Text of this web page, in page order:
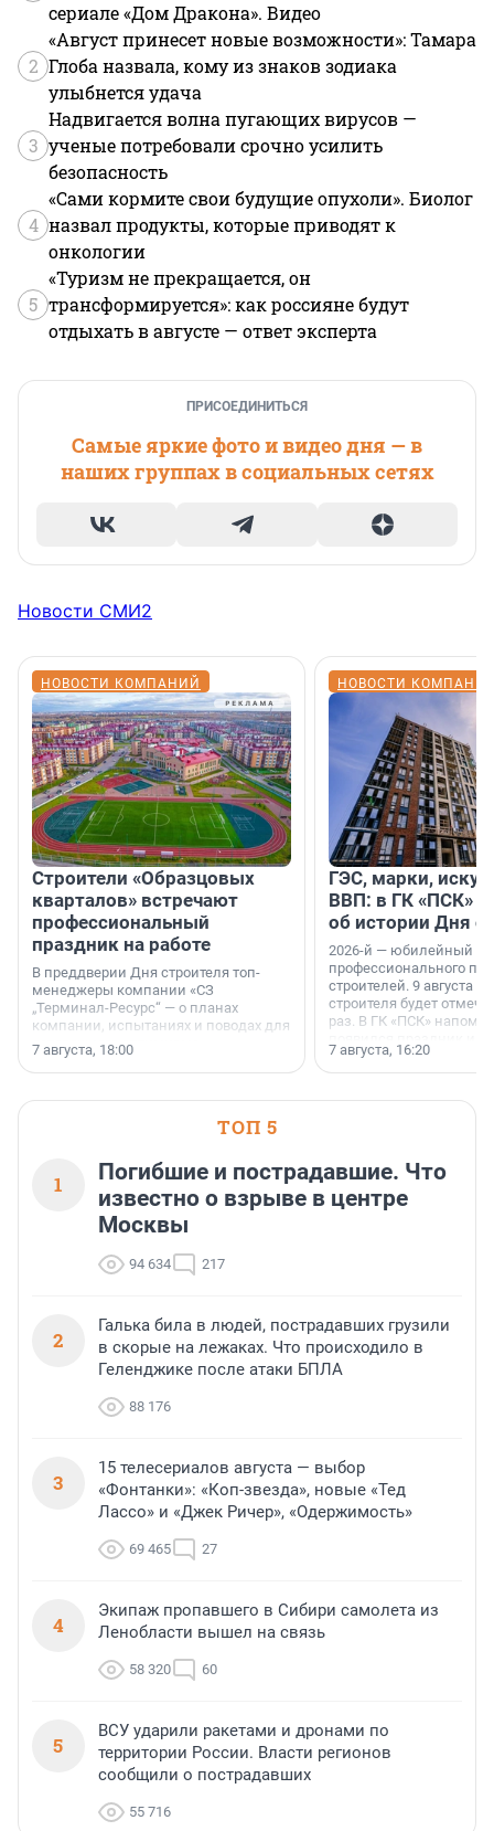
сериале «Дом Дракона». Видео
2
«Август принесет новые возможности»: Тамара
Глоба назвала, кому из знаков зодиака
улыбнется удача
3
Надвигается волна пугающих вирусов —
ученые потребовали срочно усилить
безопасность
4
«Сами кормите свои будущие опухоли». Биолог
назвал продукты, которые приводят к
онкологии
5
«Туризм не прекращается, он
трансформируется»: как россияне будут
отдыхать в августе — ответ эксперта
ПРИСОЕДИНИТЬСЯ
Самые яркие фото и видео дня — в
наших группах в социальных сетях
Новости СМИ2
НОВОСТИ КОМПАНИЙ
Строители «Образцовых
кварталов» встречают
профессиональный
праздник на работе
В преддверии Дня строителя топ-
менеджеры компании «СЗ
„Терминал-Ресурс“ — о планах
компании, испытаниях и поводах для
осторожного оптимизма.
7 августа, 18:00
НОВОСТИ
ГЭС, марки,
ВВП: в ГК «ПСК»
об истории Дня
2026-й — юбилейный
профессионального
строителей. 9 августа
строителя будет
раз. В ГК «ПСК»
поменялась роль
7 августа, 16:20
ТОП 5
1
Погибшие и пострадавшие. Что
известно о взрыве в центре
Москвы
94 634 217
2
Галька била в людей, пострадавших грузили
в скорые на лежаках. Что происходило в
Геленджике после атаки БПЛА
88 176
3
15 телесериалов августа — выбор
«Фонтанки»: «Коп-звезда», новые «Тед
Лассо» и «Джек Ричер», «Одержимость»
69 465 27
4
Экипаж пропавшего в Сибири самолета из
Ленобласти вышел на связь
58 320 60
5
ВСУ ударили ракетами и дронами по
территории России. Власти регионов
сообщили о пострадавших
55 716